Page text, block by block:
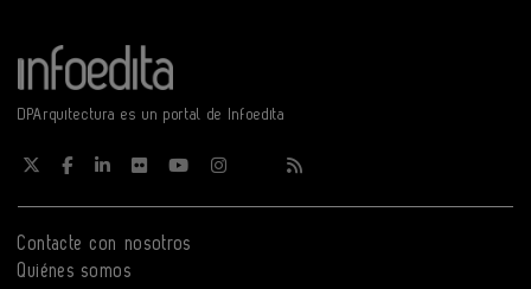
DPArquitectura es un portal de Infoedita
Contacte con nosotros
Quiénes somos